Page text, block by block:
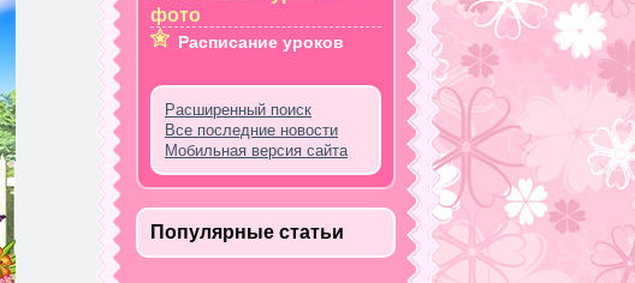
фото
Расписание уроков
Расширенный поиск
Все последние новости
Мобильная версия сайта
Популярные статьи